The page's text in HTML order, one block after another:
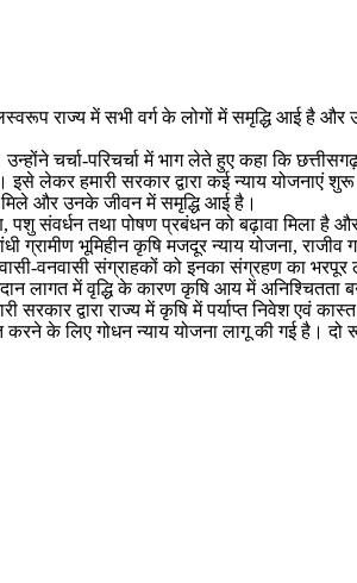
राज्य में सभी वर्ग के लोगों में समृद्धि आई है
चर्चा-परिचर्चा में भाग लेते हुए कहा कि
हमारी सरकार द्वारा कई न्याय योजनाएं शुरू
मिले और उनके जीवन में समृद्धि आई है।
संवर्धन तथा पोषण प्रबंधन को बढ़ावा मिला है
भूमिहीन कृषि मजदूर न्याय योजना, राजीव
वनवासी संग्राहकों को इनका संग्रहण का भरपूर
लागत में वृद्धि के कारण कृषि आय में
द्वारा राज्य में कृषि में पर्याप्त निवेश एवं
के लिए गोधन न्याय योजना लागू की गई है। दो